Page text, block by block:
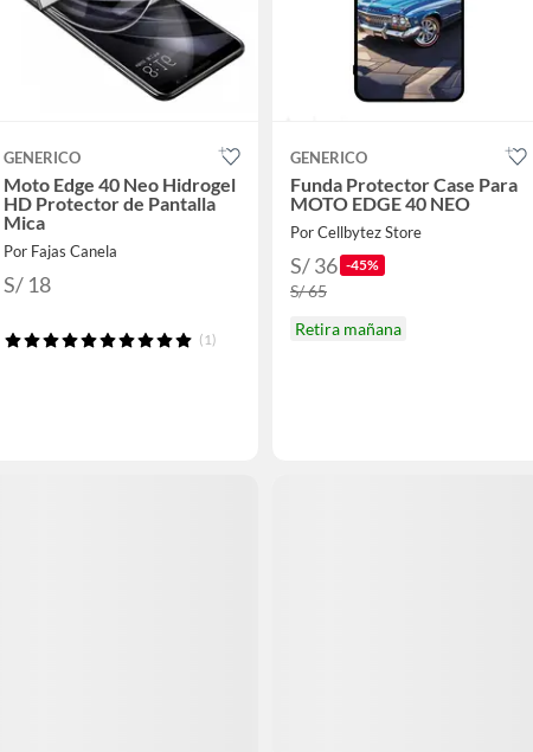
GENERICO
Moto Edge 40 Neo Hidrogel
HD Protector de Pantalla
Mica
Por Fajas Canela
S/ 18
(1)
GENERICO
Funda Protector Case Para
MOTO EDGE 40 NEO
Por Cellbytez Store
S/ 36 -45%
S/ 65
Retira mañana